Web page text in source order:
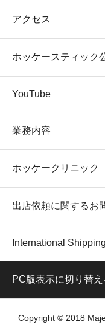
アクセス
ホッケースティック
YouTube
業務内容
ホッケークリニック
出店依頼に関するお
International Shipping
PC版表示に切り替え
Copyright © 2018